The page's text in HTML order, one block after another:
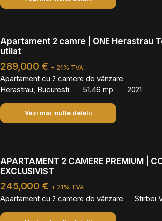
Apartament 2 camre | ONE Herastrau
utilat
289,000 € + 21% TVA
Apartament cu 2 camere de vânzare
Herastrau, Bucuresti
51.46 mp 2021
Vezi mai multe detalii
APARTAMENT 2 CAMERE PREMIUM |
EXCLUSIVIST
245,000 € + 21% TVA
Apartament cu 2 camere de vânzare Stirbei